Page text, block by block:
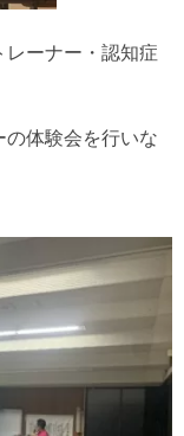
ーナー・認知症
体験会を行いな